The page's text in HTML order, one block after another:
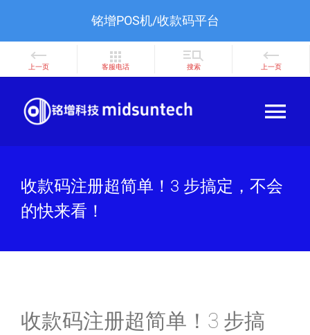
POS机办理
POS商城
收款码注册超简单！3 步搞定，不会
的快来看！
收款码注册超简单！3 步搞
铭增POS机/收款码平台